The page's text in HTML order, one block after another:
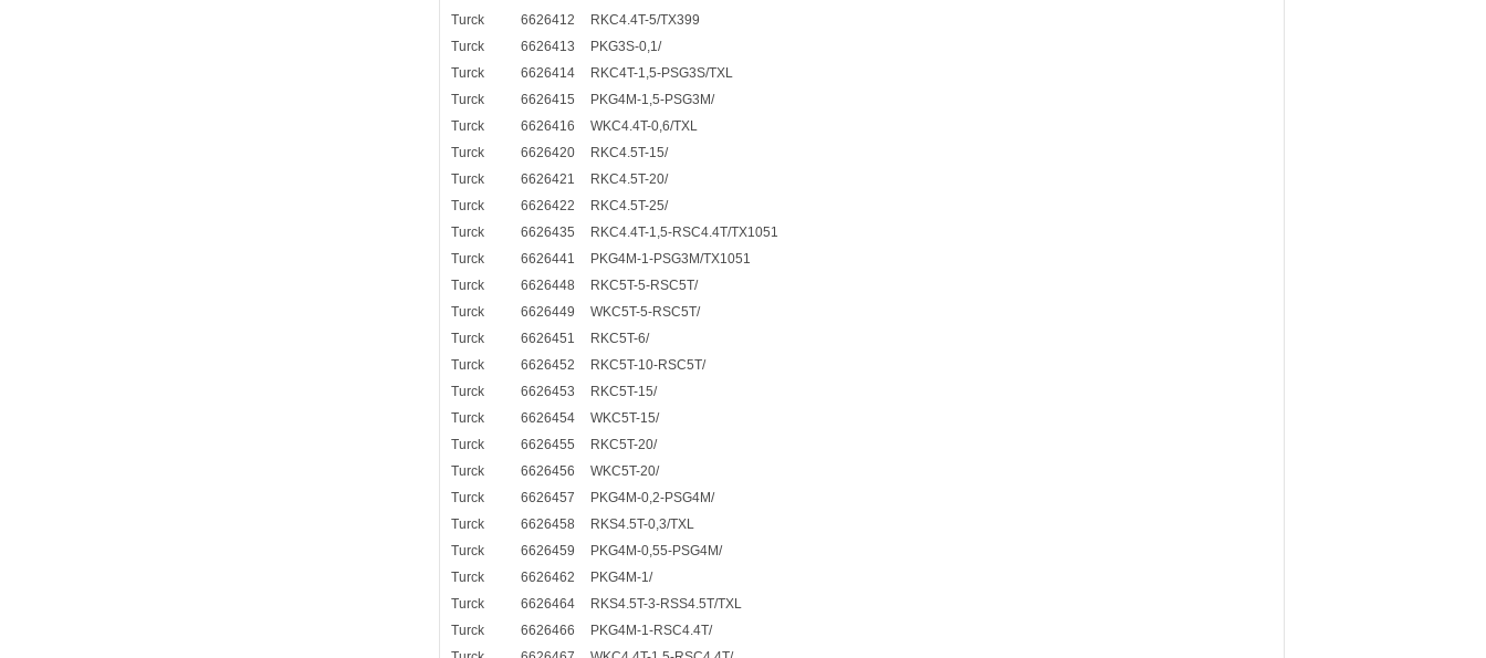
Turck
6626412
RKC4.4T-5/TX399
Turck
6626413
PKG3S-0,1/
Turck
6626414
RKC4T-1,5-PSG3S/TXL
Turck
6626415
PKG4M-1,5-PSG3M/
Turck
6626416
WKC4.4T-0,6/TXL
Turck
6626420
RKC4.5T-15/
Turck
6626421
RKC4.5T-20/
Turck
6626422
RKC4.5T-25/
Turck
6626435
RKC4.4T-1,5-RSC4.4T/TX1051
Turck
6626441
PKG4M-1-PSG3M/TX1051
Turck
6626448
RKC5T-5-RSC5T/
Turck
6626449
WKC5T-5-RSC5T/
Turck
6626451
RKC5T-6/
Turck
6626452
RKC5T-10-RSC5T/
Turck
6626453
RKC5T-15/
Turck
6626454
WKC5T-15/
Turck
6626455
RKC5T-20/
Turck
6626456
WKC5T-20/
Turck
6626457
PKG4M-0,2-PSG4M/
Turck
6626458
RKS4.5T-0,3/TXL
Turck
6626459
PKG4M-0,55-PSG4M/
Turck
6626462
PKG4M-1/
Turck
6626464
RKS4.5T-3-RSS4.5T/TXL
Turck
6626466
PKG4M-1-RSC4.4T/